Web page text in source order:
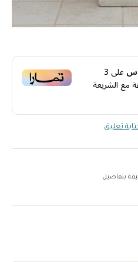
على3
مع الشريعة
تعليق
بتفاصيل